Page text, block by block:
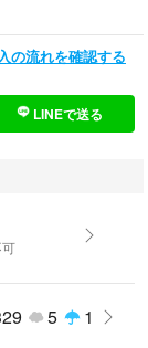
の流れを確認する
LINEで送る
5 1